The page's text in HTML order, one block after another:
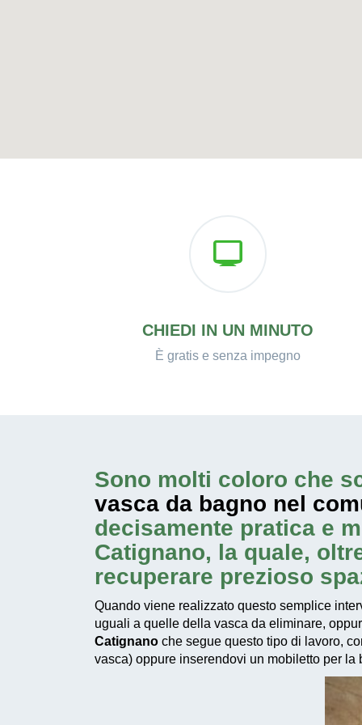
CHIEDI IN UN MINUTO
È gratis e senza impegno
Sono molti coloro che
vasca da bagno nel
decisamente pratica e
Catignano, la quale,
recuperare prezioso
Quando viene realizzato questo semplice
uguali a quelle della vasca da eliminare,
Catignano che segue questo tipo di lavoro,
vasca) oppure inserendovi un mobiletto per